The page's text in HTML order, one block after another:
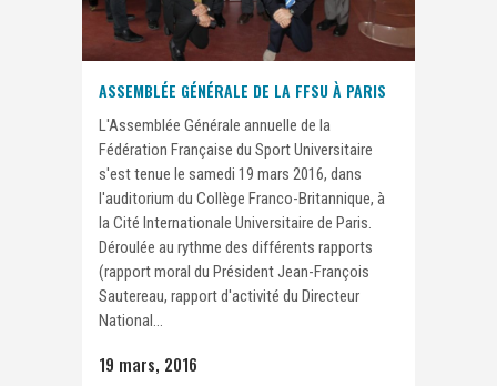
ASSEMBLÉE GÉNÉRALE DE LA FFSU À PARIS
L'Assemblée Générale annuelle de la
Fédération Française du Sport Universitaire
s'est tenue le samedi 19 mars 2016, dans
l'auditorium du Collège Franco-Britannique, à
la Cité Internationale Universitaire de Paris.
Déroulée au rythme des différents rapports
(rapport moral du Président Jean-François
Sautereau, rapport d'activité du Directeur
National...
19 mars, 2016